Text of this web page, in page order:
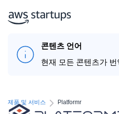
콘텐츠 언어
현재 모든 콘텐츠가
제품 및 서비스 Platformr